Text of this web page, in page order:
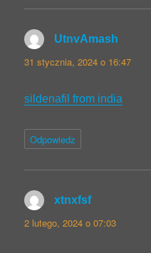
UtnvAmash
31 stycznia, 2024 o 16:47
sildenafil from india
Odpowiedz
xtnxfsfpisze:
2 lutego, 2024 o 07:03